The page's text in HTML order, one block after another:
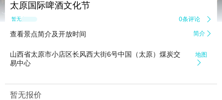
太原国际啤酒文化节
暂无点评 0条评论 
查看景点简介及开放时间 简介 
山西省太原市小店区长风西大街6号中国（太原）煤炭交
易中心
地图

暂无报价